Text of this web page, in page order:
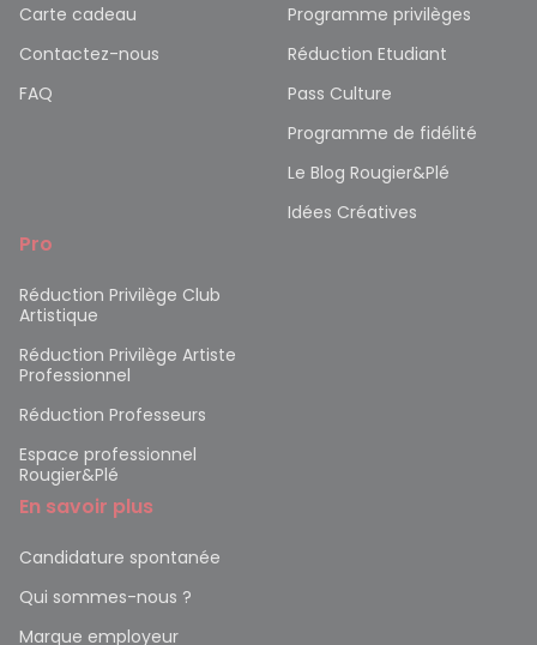
Carte cadeau
Contactez-nous
FAQ
Programme privilèges
Réduction Etudiant
Pass Culture
Programme de fidélité
Le Blog Rougier&Plé
Idées Créatives
Pro
Réduction Privilège Club
Artistique
Réduction Privilège Artiste
Professionnel
Réduction Professeurs
Espace professionnel
Rougier&Plé
En savoir plus
Candidature spontanée
Qui sommes-nous ?
Marque employeur